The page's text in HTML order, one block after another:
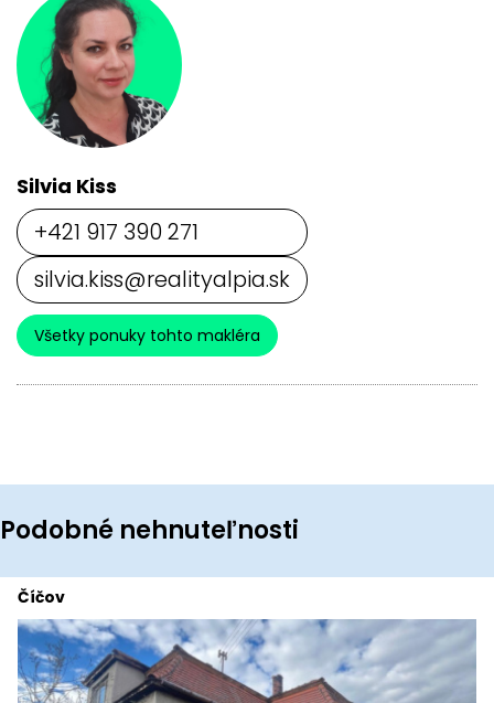
Silvia Kiss
+421 917 390 271
silvia.kiss@realityalpia.sk
Všetky ponuky tohto makléra
Podobné nehnuteľnosti
Číčov